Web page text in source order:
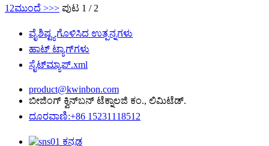
1 2ಮುಂದೆ >>> ಪುಟ 1 / 2
ವೈಶಿಷ್ಟ್ಯಗೊಳಿಸಿದ ಉತ್ಪನ್ನಗಳು
ಹಾಟ್ ಟ್ಯಾಗ್‌ಗಳು
ಸೈಟ್‌ಮ್ಯಾಪ್.xml
product@kwinbon.com
ಬೀಜಿಂಗ್ ಕ್ವಿನ್‌ಬನ್ ಟೆಕ್ನಾಲಜಿ ಕಂ., ಲಿಮಿಟೆಡ್.
ದೂರವಾಣಿ:+86 15231118512